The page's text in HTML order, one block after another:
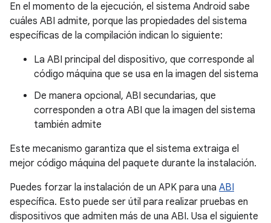
En el momento de la ejecución, el sistema Android sabe
cuáles ABI admite, porque las propiedades del sistema
específicas de la compilación indican lo siguiente:
La ABI principal del dispositivo, que corresponde al
código máquina que se usa en la imagen del sistema
De manera opcional, ABI secundarias, que
corresponden a otra ABI que la imagen del sistema
también admite
Este mecanismo garantiza que el sistema extraiga el
mejor código máquina del paquete durante la instalación.
Puedes forzar la instalación de un APK para una ABI
específica. Esto puede ser útil para realizar pruebas en
dispositivos que admiten más de una ABI. Usa el siguiente